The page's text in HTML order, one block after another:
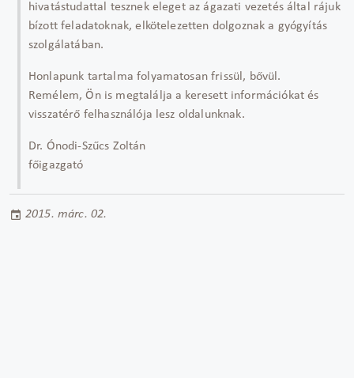
hivatástudattal tesznek eleget az ágazati vezetés által rájuk
bízott feladatoknak, elkötelezetten dolgoznak a gyógyítás
szolgálatában.
Honlapunk tartalma folyamatosan frissül, bővül.
Remélem, Ön is megtalálja a keresett információkat és
visszatérő felhasználója lesz oldalunknak.
Dr. Ónodi-Szűcs Zoltán
főigazgató
2015. márc. 02.